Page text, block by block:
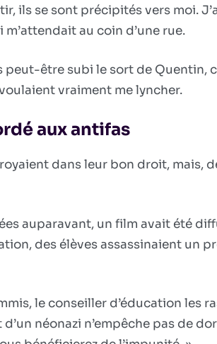
ils se sont précipités vers moi.
au coin d’une rue.
peut-être subi le sort de Quentin,
vraiment me lyncher.
aux antifas
dans leur bon droit, mais,
auparavant, un film avait été
des élèves assassinaient un
le conseiller d’éducation les
néonazi n’empêche pas de